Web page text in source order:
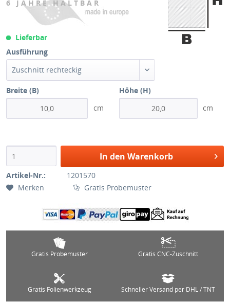
6 JAHRE HALTBAR
Lieferbar
Ausführung
Zuschnitt rechteckig
Breite (B)
cm
Höhe (H)
cm
In den Warenkorb
Artikel-Nr.:
1201570
Merken
Gratis Probemuster
Gratis Probemuster Gratis CNC-Zuschnitt
Gratis Folienwerkzeug Schneller Versand per DHL / TNT